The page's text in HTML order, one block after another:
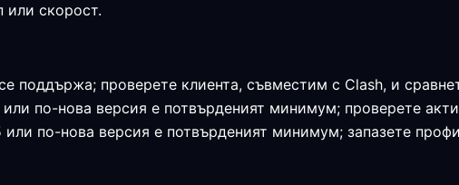
или скорост.
поддържа; проверете клиента, съвместим с Clash, и
или по-нова версия е потвърденият минимум; проверете
или по-нова версия е потвърденият минимум; запазете